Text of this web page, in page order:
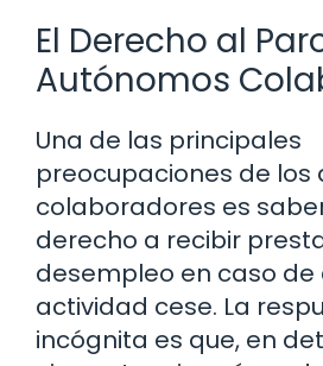
El Derecho al
Autónomos
Una de las principales
preocupaciones de los
colaboradores es
derecho a recibir
desempleo en caso de
actividad cese. La
incógnita es que, en